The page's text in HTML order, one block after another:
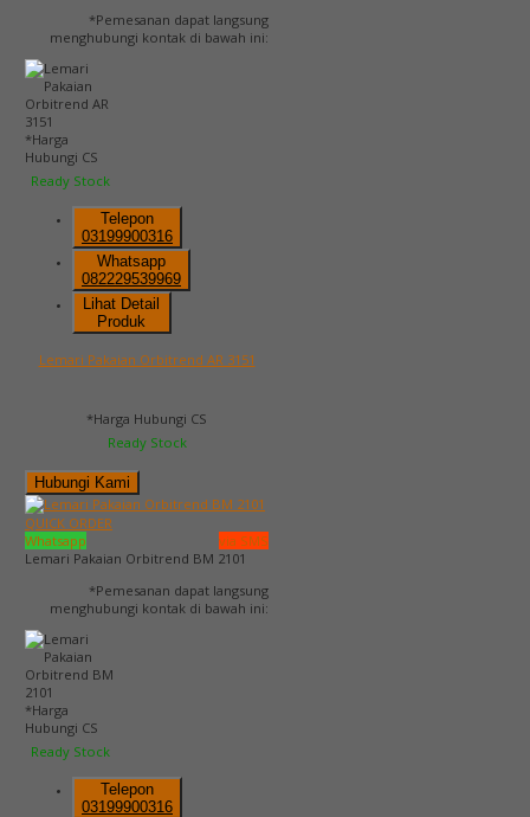
*Pemesanan dapat langsung
menghubungi kontak di bawah ini:
*Harga
Hubungi CS
Ready Stock
Telepon
03199900316
Whatsapp
082229539969
Lihat Detail
Produk
Lemari Pakaian Orbitrend AR 3151
*Harga Hubungi CS
Ready Stock
Hubungi Kami
QUICK ORDER
Whatsapp
via SMS
Lemari Pakaian Orbitrend BM 2101
*Pemesanan dapat langsung
menghubungi kontak di bawah ini:
*Harga
Hubungi CS
Ready Stock
Telepon
03199900316